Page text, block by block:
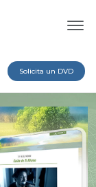
Solicita un DVD